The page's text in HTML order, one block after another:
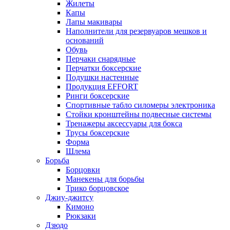
Жилеты
Капы
Лапы макивары
Наполнители для резервуаров мешков и
оснований
Обувь
Перчаки снарядные
Перчатки боксерские
Подушки настенные
Продукция EFFORT
Ринги боксерские
Спортивные табло силомеры электроника
Стойки кронштейны подвесные системы
Тренажеры аксессуары для бокса
Трусы боксерские
Форма
Шлема
Борьба
Борцовки
Манекены для борьбы
Трико борцовское
Джиу-джитсу
Кимоно
Рюкзаки
Дзюдо